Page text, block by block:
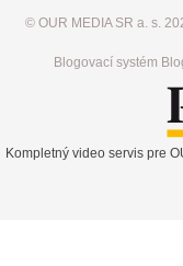
© OUR MEDIA SR a. s.
Blogovací systém
Kompletný video servis pre